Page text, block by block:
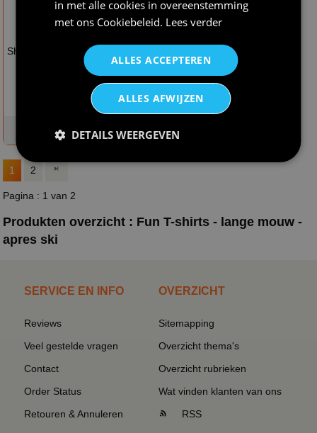
Shirtje lange mouw i
op voorraad
pas op ik kan zomaar
over snowboarden
gaan praten!
op voorraad
1 2
Pagina : 1 van 2
Produkten overzicht : Fun T-shirts - lange mouw -
apres ski
SERVICE EN INFO
Reviews
Veel gestelde vragen
Contact
Order Status
Retouren & Annuleren
OVERZICHT
Sitemapping
Overzicht thema's
Overzicht rubrieken
Wat vinden klanten van ons
RSS
in met alle cookies in overeenstemming
met ons Cookiebeleid. Lees verder
ALLES ACCEPTEREN
ALLES AFWIJZEN
DETAILS WEERGEVEN